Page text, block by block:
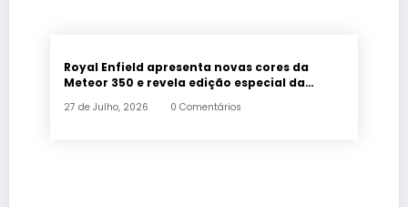
Royal Enfield apresenta novas cores da
Meteor 350 e revela edição especial da
27 de Julho, 2026 0 Comentários